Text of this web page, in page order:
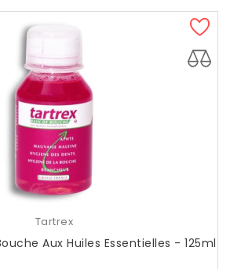
Tartrex
Aux Huiles Essentielles - 125ml